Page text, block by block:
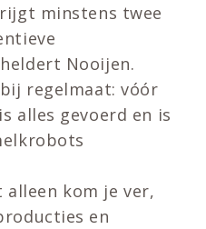
minstens twee
Nooijen.
regelmaat: vóór
alles gevoerd en is
alleen kom je ver,
en